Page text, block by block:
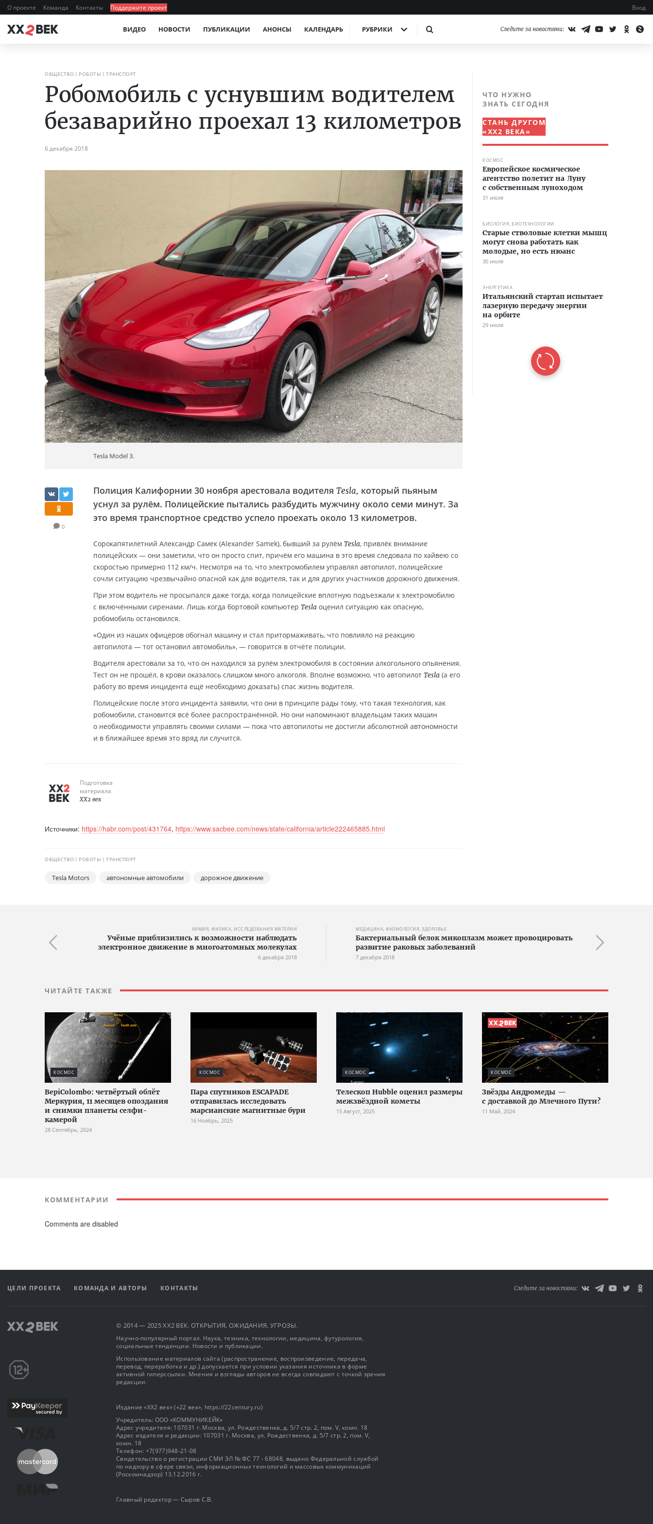
О проекте Команда Контакты Поддержите проект Вход
ВИДЕО НОВОСТИ ПУБЛИКАЦИИ АНОНСЫ КАЛЕНДАРЬ РУБРИКИ Следите за новостями:
ОБЩЕСТВО РОБОТЫ ТРАНСПОРТ
Робомобиль с уснувшим водителем
безаварийно проехал 13 километров
6 декабря 2018
Tesla Model 3.
0
Полиция Калифорнии 30 ноября арестовала водителя Tesla, который пьяным
уснул за рулём. Полицейские пытались разбудить мужчину около семи минут. За
это время транспортное средство успело проехать около 13 километров.
Сорокапятилетний Александр Самек (Alexander Samek), бывший за рулём Tesla, привлёк внимание
полицейских — они заметили, что он просто спит, причём его машина в это время следовала по хайвею со
скоростью примерно 112 км/ч. Несмотря на то, что электромобилем управлял автопилот, полицейские
сочли ситуацию чрезвычайно опасной как для водителя, так и для других участников дорожного движения.
При этом водитель не просыпался даже тогда, когда полицейские вплотную подъезжали к электромобилю
с включёнными сиренами. Лишь когда бортовой компьютер Tesla оценил ситуацию как опасную,
робомобиль остановился.
«Один из наших офицеров обогнал машину и стал притормаживать, что повлияло на реакцию
автопилота — тот остановил автомобиль», — говорится в отчёте полиции.
Водителя арестовали за то, что он находился за рулём электромобиля в состоянии алкогольного опьянения.
Тест он не прошёл, в крови оказалось слишком много алкоголя. Вполне возможно, что автопилот Tesla (а его
работу во время инцидента ещё необходимо доказать) спас жизнь водителя.
Полицейские после этого инцидента заявили, что они в принципе рады тому, что такая технология, как
робомобили, становится всё более распространённой. Но они напоминают владельцам таких машин
о необходимости управлять своими силами — пока что автопилоты не достигли абсолютной автономности
и в ближайшее время это вряд ли случится.
Подготовка
материала
XX2 век
Источники: https://habr.com/post/431764, https://www.sacbee.com/news/state/california/article222465885.html
ОБЩЕСТВО РОБОТЫ ТРАНСПОРТ
Tesla Motors автономные автомобили дорожное движение
ЧТО НУЖНО
ЗНАТЬ СЕГОДНЯ
СТАНЬ ДРУГОМ
«XX2 ВЕКА»
КОСМОС
Европейское космическое
агентство полетит на Луну
с собственным луноходом
31 июля
БИОЛОГИЯ, БИОТЕХНОЛОГИИ
Старые стволовые клетки мышц
могут снова работать как
молодые, но есть нюанс
30 июля
ЭНЕРГЕТИКА
Итальянский стартап испытает
лазерную передачу энергии
на орбите
29 июля
ХИМИЯ, ФИЗИКА, ИССЛЕДОВАНИЯ МАТЕРИИ
Учёные приблизились к возможности наблюдать
электронное движение в многоатомных молекулах
6 декабря 2018
МЕДИЦИНА, ФИЗИОЛОГИЯ, ЗДОРОВЬЕ
Бактериальный белок микоплазм может провоцировать
развитие раковых заболеваний
7 декабря 2018
ЧИТАЙТЕ ТАКЖЕ
КОСМОС
BepiColombo: четвёртый облёт
Меркурия, 11 месяцев опоздания
и снимки планеты селфи-
камерой
28 Сентябрь, 2024
КОСМОС
Пара спутников ESCAPADE
отправилась исследовать
марсианские магнитные бури
16 Ноябрь, 2025
КОСМОС
Телескоп Hubble оценил размеры
межзвёздной кометы
15 Август, 2025
КОСМОС
Звёзды Андромеды —
с доставкой до Млечного Пути?
11 Май, 2024
КОММЕНТАРИИ
Comments are disabled
ЦЕЛИ ПРОЕКТА КОМАНДА И АВТОРЫ КОНТАКТЫ Следите за новостями:
© 2014 — 2025 XX2 ВЕК. ОТКРЫТИЯ, ОЖИДАНИЯ, УГРОЗЫ.
Научно-популярный портал. Наука, техника, технологии, медицина, футурология,
социальные тенденции. Новости и публикации.
Использование материалов сайта (распространение, воспроизведение, передача,
перевод, переработка и др.) допускается при условии указания источника в форме
активной гиперссылки. Мнения и взгляды авторов не всегда совпадают с точкой зрения
редакции.
Издание «XX2 век» («22 век», https://22century.ru)
Учредитель: OOO «КОММУНИКЕЙК»
Адрес учредителя: 107031 г. Москва, ул. Рождественка, д. 5/7 стр. 2, пом. V, комн. 18
Адрес издателя и редакции: 107031 г. Москва, ул. Рождественка, д. 5/7 стр. 2, пом. V,
комн. 18
Телефон: +7(977)948-21-08
Свидетельство о регистрации СМИ ЭЛ № ФС 77 - 68048, выдано Федеральной службой
по надзору в сфере связи, информационных технологий и массовых коммуникаций
(Роскомнадзор) 13.12.2016 г.
Главный редактор — Сыров С.В.